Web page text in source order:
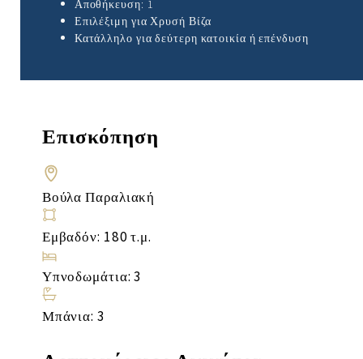
Αποθήκευση: 1
Επιλέξιμη για Χρυσή Βίζα
Κατάλληλο για δεύτερη κατοικία ή επένδυση
Επισκόπηση
Βούλα Παραλιακή
Εμβαδόν: 180 τ.μ.
Υπνοδωμάτια: 3
Μπάνια: 3